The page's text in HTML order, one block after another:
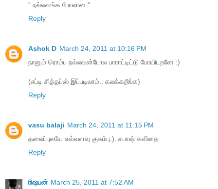
" நல்லவங்க போலான "
Reply
Ashok D March 24, 2011 at 10:16 PM
நானும் ரொம்ப நல்லவன்போல பாராட்டிட்டு போயிடறனே :)
(எப்டி சித்தப்ஸ் இப்படிலாம்.. கலக்கறீங்க)
Reply
vasu balaji March 24, 2011 at 11:15 PM
தலைப்புலயே எவ்வளவு குசும்பு:). சபாஷ் கவிதை
Reply
ரிஷபன் March 25, 2011 at 7:52 AM